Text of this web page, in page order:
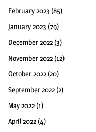
February 2023 (85)
January 2023 (79)
December 2022 (3)
November 2022 (12)
October 2022 (20)
September 2022 (2)
May 2022 (1)
April 2022 (4)